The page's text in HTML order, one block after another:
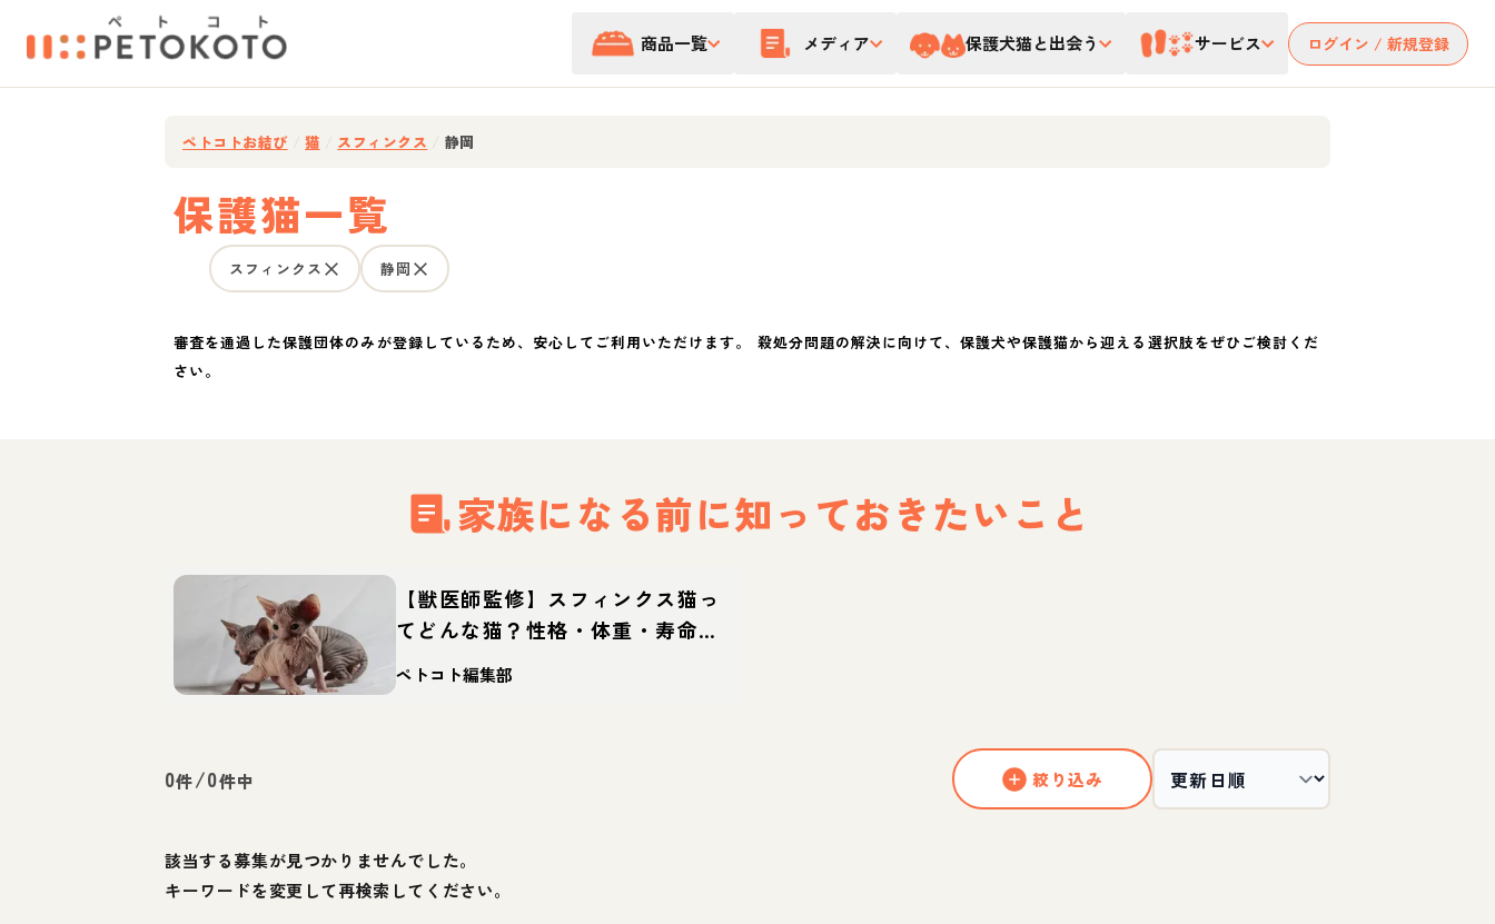
商品一覧 メディア 保護犬猫と出会う サービス ログイン / 新規登録
ペトコトお結び 猫 スフィンクス 静岡
保護猫一覧
スフィンクス 静岡
審査を通過した保護団体のみが登録しているため、安心してご利用いただけます。 殺処分問題の解決に向けて、保護犬や保護猫から迎える選択肢をぜひご検討くだ
さい。
家族になる前に知っておきたいこと
【獣医師監修】スフィンクス猫っ
てどんな猫？性格・体重・寿命の
特徴・迎え方
ペトコト編集部
0件/0件中 絞り込み
該当する募集が見つかりませんでした。
キーワードを変更して再検索してください。